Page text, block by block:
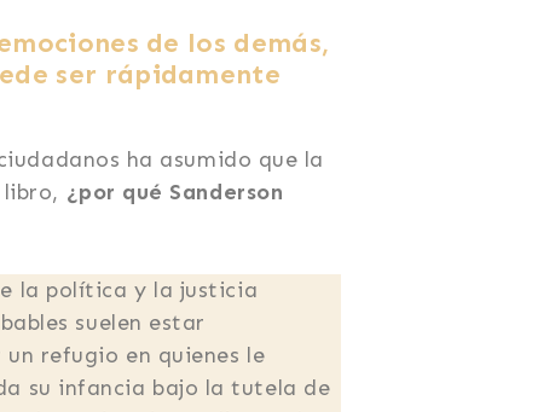
de los demás,
ser rápidamente
ha asumido que la
¿por qué Sanderson
la política y la justicia
suelen estar
refugio en quienes le
su infancia bajo la tutela de